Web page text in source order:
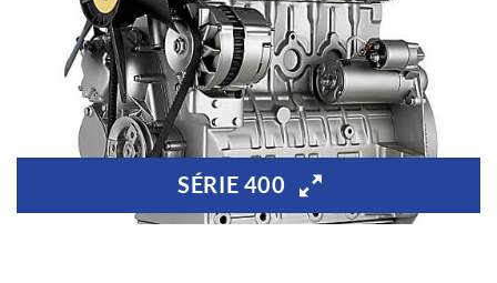
SÉRIE 400